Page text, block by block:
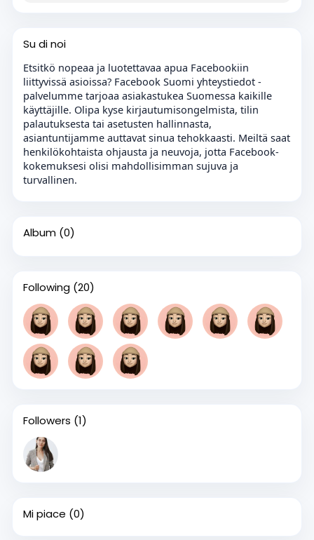
Su di noi
Etsitkö nopeaa ja luotettavaa apua Facebookiin
liittyvissä asioissa? Facebook Suomi yhteystiedot -
palvelumme tarjoaa asiakastukea Suomessa kaikille
käyttäjille. Olipa kyse kirjautumisongelmista, tilin
palautuksesta tai asetusten hallinnasta,
asiantuntijamme auttavat sinua tehokkaasti. Meiltä saat
henkilökohtaista ohjausta ja neuvoja, jotta Facebook-
kokemuksesi olisi mahdollisimman sujuva ja
turvallinen.
Album (0)
Following (20)
Followers (1)
Mi piace (0)